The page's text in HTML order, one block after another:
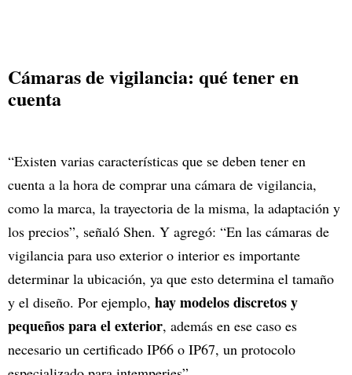
Cámaras de vigilancia: qué tener en
cuenta
“Existen varias características que se deben tener en
cuenta a la hora de comprar una cámara de vigilancia,
como la marca, la trayectoria de la misma, la adaptación y
los precios”, señaló Shen. Y agregó: “En las cámaras de
vigilancia para uso exterior o interior es importante
determinar la ubicación, ya que esto determina el tamaño
y el diseño. Por ejemplo, hay modelos discretos y
pequeños para el exterior, además en ese caso es
necesario un certificado IP66 o IP67, un protocolo